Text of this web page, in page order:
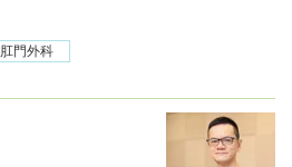
肛門外科